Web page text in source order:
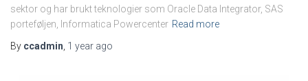
sektor og har brukt teknologier som Oracle Data Integrator, SAS
porteføljen, Informatica Powercenter Read more
By ccadmin 1 year ago